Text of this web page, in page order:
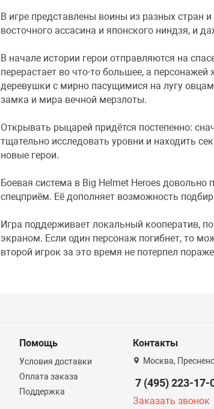
В игре представлены воины из разных стран
восточного ассасина и японского ниндзя, и
В начале истории герои отправляются на
перерастает во что-то большее, а
деревушки с мирно пасущимися на лугу
замка и мира вечной мерзлоты.
Открывать рыцарей придётся постепенно:
тщательно исследовать уровни и находить
новые герои.
Боевая система в Big Helmet Heroes
спецприём. Её дополняет возможность
Игра поддерживает локальный кооператив,
экраном. Если один персонаж погибнет, то
второй игрок за это время не потерпел
Помощь
Условия доставки
Оплата заказа
Поддержка
Контакты
Москва,
7 (495) 223-17-
Заказать звонок